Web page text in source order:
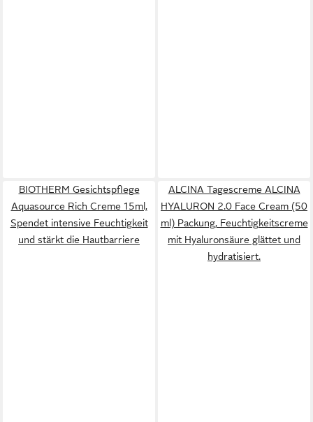
BIOTHERM Gesichtspflege
Aquasource Rich Creme 15ml,
Spendet intensive Feuchtigkeit
und stärkt die Hautbarriere
ALCINA Tagescreme ALCINA
HYALURON 2.0 Face Cream (50
ml) Packung, Feuchtigkeitscreme
mit Hyaluronsäure glättet und
hydratisiert.